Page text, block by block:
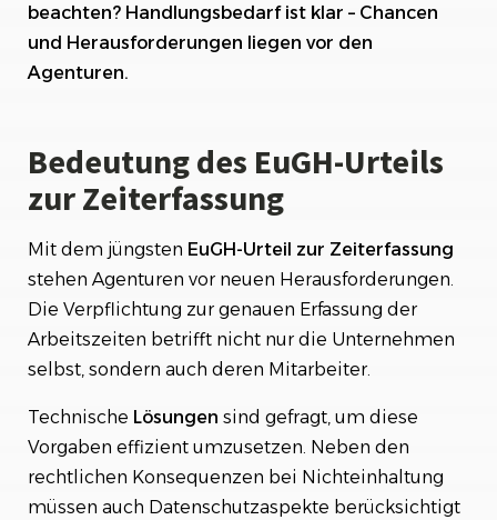
Schulungsbedarf für Mitarbeiter*innen im
Umgang mit neuen Systemen
Datenschutzaspekte bei elektronischer
Zeiterfassung berücksichtigen
beachten? Handlungsbedarf ist klar – Chancen
und Herausforderungen liegen vor den
Agenturen.
Bedeutung des EuGH-Urteils
zur Zeiterfassung
Mit dem jüngsten EuGH-Urteil zur Zeiterfassung
stehen Agenturen vor neuen Herausforderungen.
Die Verpflichtung zur genauen Erfassung der
Arbeitszeiten betrifft nicht nur die Unternehmen
selbst, sondern auch deren Mitarbeiter.
Technische Lösungen sind gefragt, um diese
Vorgaben effizient umzusetzen. Neben den
rechtlichen Konsequenzen bei Nichteinhaltung
müssen auch Datenschutzaspekte berücksichtigt